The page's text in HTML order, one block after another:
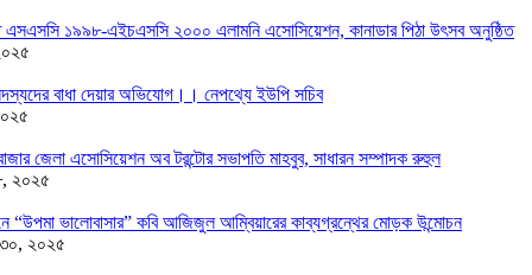
এসএসসি ১৯৯৮-এইচএসসি ২০০০ এলামনি এসোসিয়েশন, কানাডার পিঠা উৎসব অনুষ্ঠিত
বাধা দেয়ার অভিযোগ।। নেপথ্যে ইউপি সচিব
জেলা এসোসিয়েশন অব টরন্টোর সভাপতি মাহবুব, সাধারন সম্পাদক রুহুল
২০২৫
“উপমা ভালোবাসার” কবি আজিজুল আম্বিয়ারের কাব্যগ্রন্থের মোড়ক উন্মোচন
২০২৫